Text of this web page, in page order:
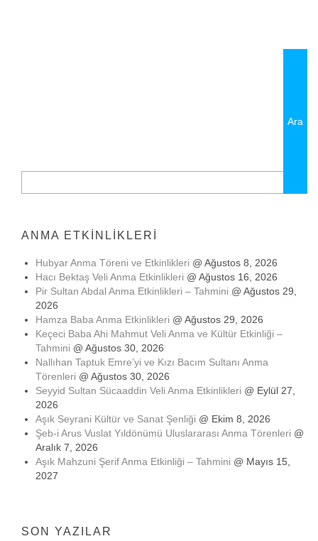
ANMA ETKINLIKLERI
Hubyar Anma Töreni ve Etkinlikleri @ Ağustos 8, 2026
Hacı Bektaş Veli Anma Etkinlikleri @ Ağustos 16, 2026
Pir Sultan Abdal Anma Etkinlikleri – Tahmini @ Ağustos 29,
2026
Hamza Baba Anma Etkinlikleri @ Ağustos 29, 2026
Keçeci Baba Ahi Mahmut Veli Anma ve Kültür Etkinliği –
Tahmini @ Ağustos 30, 2026
Nallıhan Taptuk Emre’yi ve Kızı Bacım Sultanı Anma
Törenleri @ Ağustos 30, 2026
Seyyid Sultan Sücaaddin Veli Anma Etkinlikleri @ Eylül 27,
2026
Aşık Seyrani Kültür ve Sanat Şenliği @ Ekim 8, 2026
Şeb-i Arus Vuslat Yıldönümü Uluslararası Anma Törenleri @
Aralık 7, 2026
Aşık Mahzuni Şerif Anma Etkinliği – Tahmini @ Mayıs 15,
2027
SON YAZILAR